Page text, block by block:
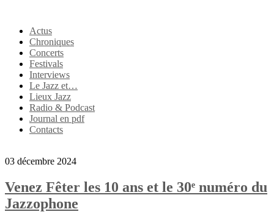
Actus
Chroniques
Concerts
Festivals
Interviews
Le Jazz et…
Lieux Jazz
Radio & Podcast
Journal en pdf
Contacts
03 décembre 2024
Venez Fêter les 10 ans et le 30ᵉ numéro du
Jazzophone